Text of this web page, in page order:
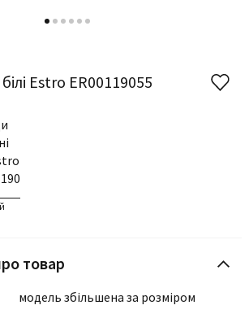
Estro ER00119055
товар
модель збільшена за розміром